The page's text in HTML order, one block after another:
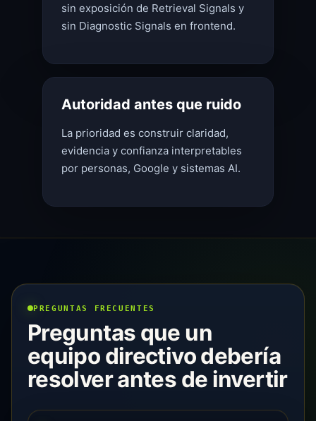
sin exposición de Retrieval Signals y
sin Diagnostic Signals en frontend.
Autoridad antes que ruido
La prioridad es construir claridad,
evidencia y confianza interpretables
por personas, Google y sistemas AI.
PREGUNTAS FRECUENTES
Preguntas que un
equipo directivo debería
resolver antes de invertir